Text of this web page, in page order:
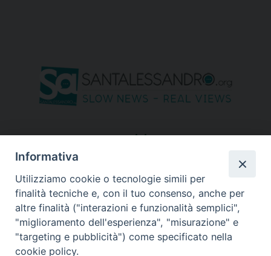
seguici su
Informativa
Utilizziamo cookie o tecnologie simili per
finalità tecniche e, con il tuo consenso, anche per
altre finalità ("interazioni e funzionalità semplici",
"miglioramento dell'esperienza", "misurazione" e
"targeting e pubblicità") come specificato nella
cookie policy.